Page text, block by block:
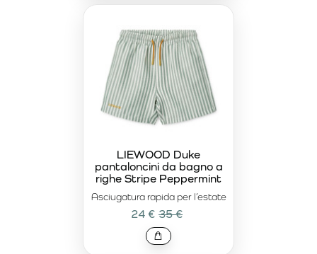
Asciugatura rapida per l’estate
LIEWOOD Duke
pantaloncini da bagno a
righe Stripe Peppermint
24 € 35 €